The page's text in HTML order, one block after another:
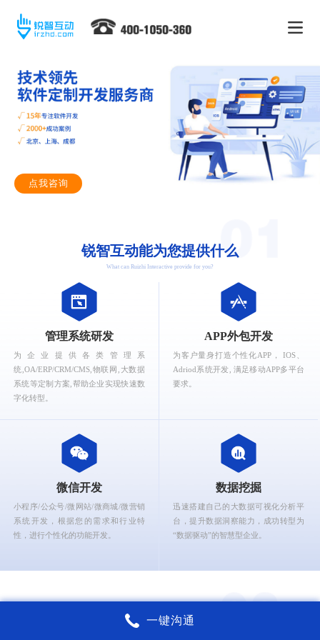
点我咨询
锐智互动能为您提供什么
What can Ruizhi Interactive provide for you?
管理系统研发
为企业提供各类管理系
统,OA/ERP/CRM/CMS,物联网,大数据
系统等定制方案,帮助企业实现快速数
字化转型。
APP外包开发
为客户量身打造个性化APP， IOS、
Adriod系统开发, 满足移动APP多平台
要求。
微信开发
小程序/公众号/微网站/微商城/微营销
系统开发，根据您的需求和行业特
性，进行个性化的功能开发。
数据挖掘
迅速搭建自己的大数据可视化分析平
台，提升数据洞察能力，成功转型为
“数据驱动”的智慧型企业。
锐智互动核心能力
一键沟通